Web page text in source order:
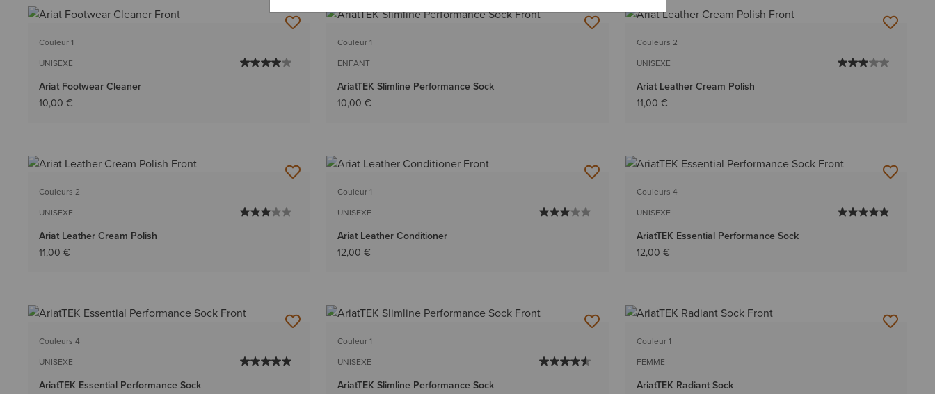
Couleur 1
UNISEXE
Ariat Footwear Cleaner
10,00 €
Couleur 1
ENFANT
AriatTEK Slimline Performance Sock
10,00 €
Couleurs 2
UNISEXE
Ariat Leather Cream Polish
11,00 €
Couleurs 2
UNISEXE
Ariat Leather Cream Polish
11,00 €
Couleur 1
UNISEXE
Ariat Leather Conditioner
12,00 €
Couleurs 4
UNISEXE
AriatTEK Essential Performance Sock
12,00 €
Couleurs 4
UNISEXE
AriatTEK Essential Performance Sock
Couleur 1
UNISEXE
AriatTEK Slimline Performance Sock
Couleur 1
FEMME
AriatTEK Radiant Sock